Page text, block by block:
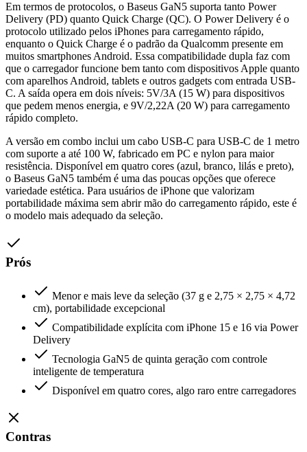
Em termos de protocolos, o Baseus GaN5 suporta tanto Power
Delivery (PD) quanto Quick Charge (QC). O Power Delivery é o
protocolo utilizado pelos iPhones para carregamento rápido,
enquanto o Quick Charge é o padrão da Qualcomm presente em
muitos smartphones Android. Essa compatibilidade dupla faz com
que o carregador funcione bem tanto com dispositivos Apple quanto
com aparelhos Android, tablets e outros gadgets com entrada USB-
C. A saída opera em dois níveis: 5V/3A (15 W) para dispositivos
que pedem menos energia, e 9V/2,22A (20 W) para carregamento
rápido completo.
A versão em combo inclui um cabo USB-C para USB-C de 1 metro
com suporte a até 100 W, fabricado em PC e nylon para maior
resistência. Disponível em quatro cores (azul, branco, lilás e preto),
o Baseus GaN5 também é uma das poucas opções que oferece
variedade estética. Para usuários de iPhone que valorizam
portabilidade máxima sem abrir mão do carregamento rápido, este é
o modelo mais adequado da seleção.
Prós
Menor e mais leve da seleção (37 g e 2,75 × 2,75 × 4,72
cm), portabilidade excepcional
Compatibilidade explícita com iPhone 15 e 16 via Power
Delivery
Tecnologia GaN5 de quinta geração com controle
inteligente de temperatura
Disponível em quatro cores, algo raro entre carregadores
Contras